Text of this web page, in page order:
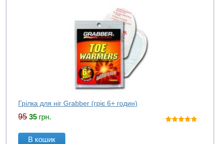
Грілка для ніг Grabber (гріє 6+ годин)
95 35 грн.
В кошик